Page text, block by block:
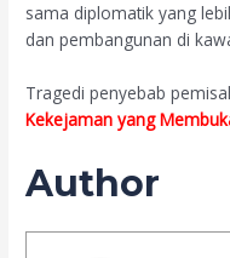
sama diplomatik yang
dan pembangunan di
Tragedi penyebab
Kekejaman yang
Author